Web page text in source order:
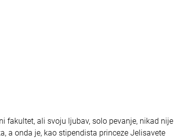
fakultet, ali svoju ljubav, solo pevanje, nikad nije
a onda je, kao stipendista princeze Jelisavete